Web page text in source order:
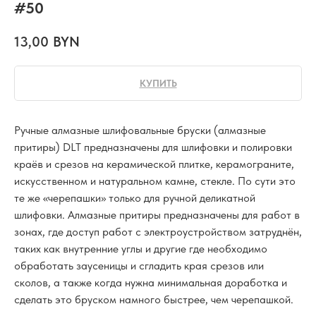
#50
13,00 BYN
КУПИТЬ
Ручные алмазные шлифовальные бруски (алмазные
притиры) DLT предназначены для шлифовки и полировки
краёв и срезов на керамической плитке, керамограните,
искусственном и натуральном камне, стекле. По сути это
те же «черепашки» только для ручной деликатной
шлифовки. Алмазные притиры предназначены для работ в
зонах, где доступ работ с электроустройством затруднён,
таких как внутренние углы и другие где необходимо
обработать заусеницы и сгладить края срезов или
сколов, а также когда нужна минимальная доработка и
сделать это бруском намного быстрее, чем черепашкой.